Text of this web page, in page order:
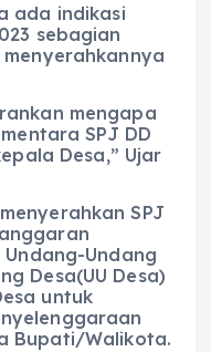
ada indikasi
sebagian
mengapa
SPJ DD
Desa,” Ujar
SPJ
Undang
Desa(UU Desa)
untuk
Bupati/Walikota.